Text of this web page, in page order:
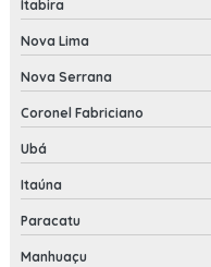
Itabira
Nova Lima
Nova Serrana
Coronel Fabriciano
Ubá
Itaúna
Paracatu
Manhuaçu